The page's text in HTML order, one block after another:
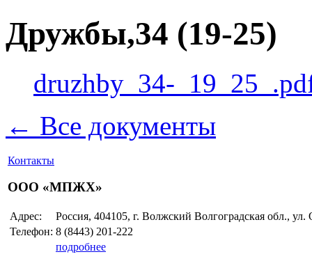
Дружбы,34 (19-25)
druzhby_34-
← Все документы
Контакты
ООО «МПЖХ»
Адрес:
Россия, 404105, г. Волжский Волгоградская обл., ул.
Телефон: 8 (8443) 201-222
подробнее